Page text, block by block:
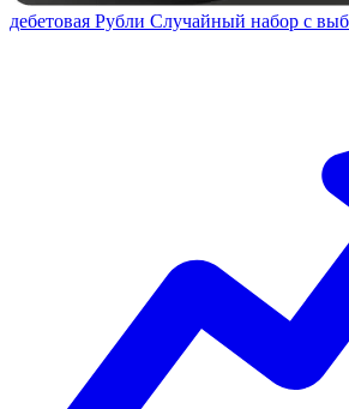
дебетовая Рубли Случайный набор с